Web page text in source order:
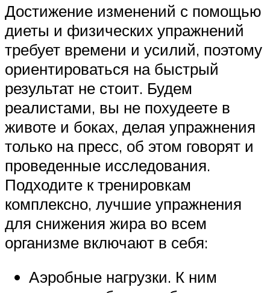
Достижение изменений с помощью
диеты и физических упражнений
требует времени и усилий, поэтому
ориентироваться на быстрый
результат не стоит. Будем
реалистами, вы не похудеете в
животе и боках, делая упражнения
только на пресс, об этом говорят и
проведенные исследования.
Подходите к тренировкам
комплексно, лучшие упражнения
для снижения жира во всем
организме включают в себя:
Аэробные нагрузки. К ним